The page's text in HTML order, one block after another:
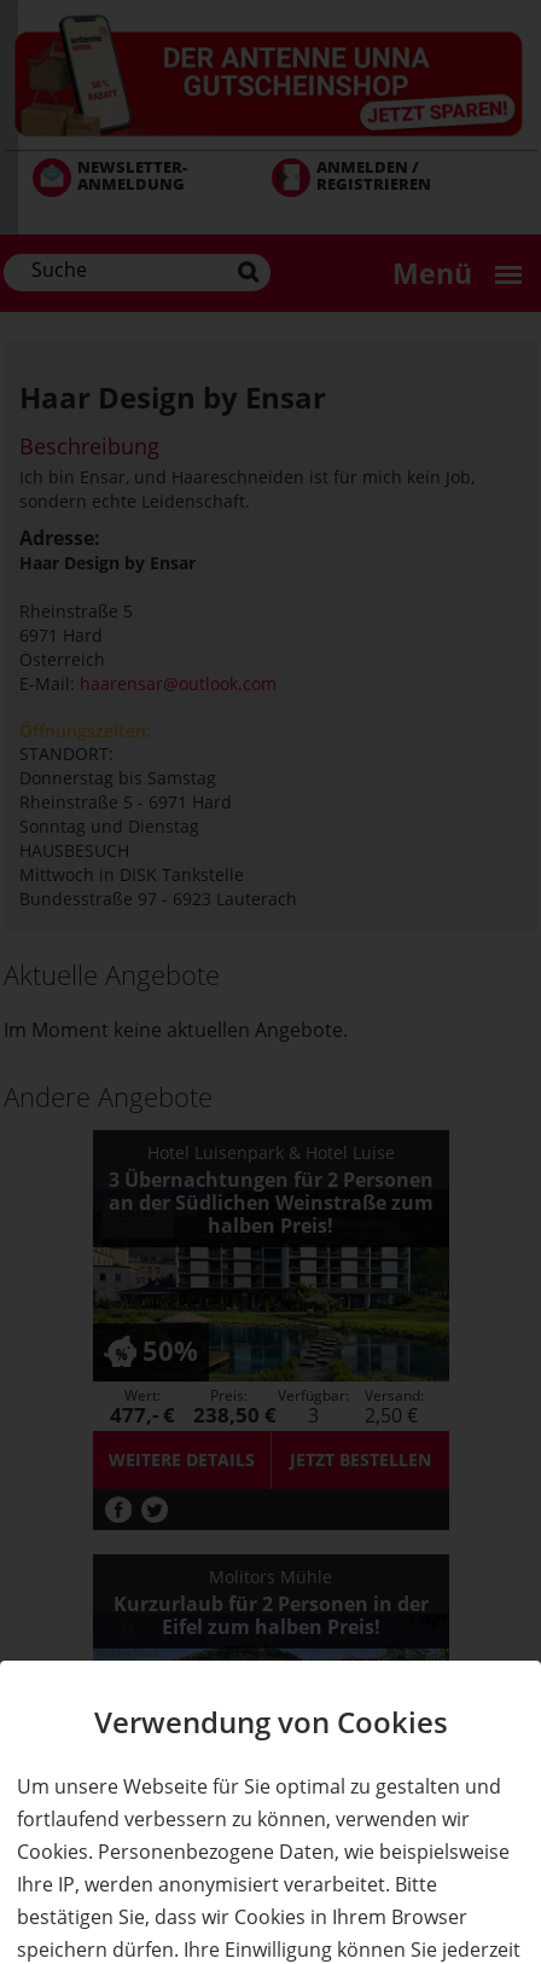
Verwendung von Cookies
Um unsere Webseite für Sie optimal zu gestalten und
fortlaufend verbessern zu können, verwenden wir
Cookies. Personenbezogene Daten, wie beispielsweise
Ihre IP, werden anonymisiert verarbeitet. Bitte
bestätigen Sie, dass wir Cookies in Ihrem Browser
speichern dürfen. Ihre Einwilligung können Sie jederzeit
zum
Inhalt
NEWSLETTER-
ANMELDUNG
ANMELDEN /
REGISTRIEREN
Menü
Haar Design by Ensar
Beschreibung
Ich bin Ensar, und Haareschneiden ist für mich kein Job,
sondern echte Leidenschaft.
Adresse:
Haar Design by Ensar
Rheinstraße 5
6971 Hard
Österreich
E-Mail: haarensar@outlook.com
Öffnungszeiten:
STANDORT:
Donnerstag bis Samstag
Rheinstraße 5 - 6971 Hard
Sonntag und Dienstag
HAUSBESUCH
Mittwoch in DISK Tankstelle
Bundesstraße 97 - 6923 Lauterach
Aktuelle Angebote
Im Moment keine aktuellen Angebote.
Andere Angebote
Hotel Luisenpark & Hotel Luise
3 Übernachtungen für 2 Personen
an der Südlichen Weinstraße zum
halben Preis!
50%
WEITERE DETAILS JETZTBESTELLEN
Wert:
477,- €
Preis:
238,50 €
Verfügbar:
3
Versand:
2,50 €
Molitors Mühle
Kurzurlaub für 2 Personen in der
Eifel zum halben Preis!
50%
WEITERE DETAILS JETZTBESTELLEN
Wert: Preis: Verfügbar: Versand:
3,50 €